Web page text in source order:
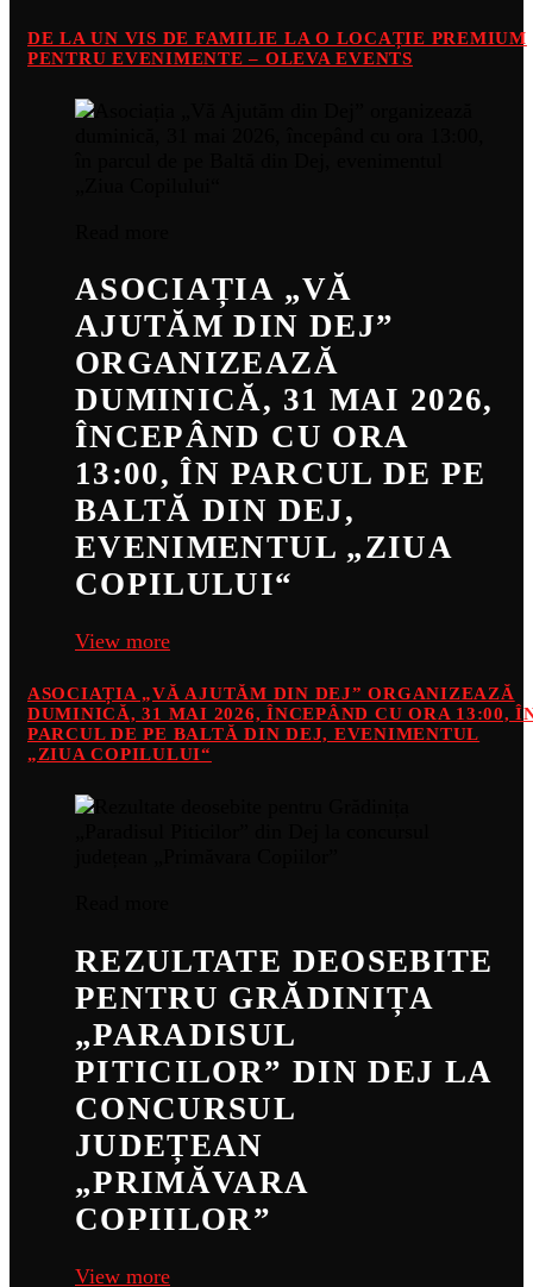
DE LA UN VIS DE FAMILIE LA O LOCAȚIE PREMIUM
PENTRU EVENIMENTE – OLEVA EVENTS
ASOCIAȚIA „VĂ
AJUTĂM DIN DEJ”
ORGANIZEAZĂ
DUMINICĂ, 31 MAI 2026,
ÎNCEPÂND CU ORA
13:00, ÎN PARCUL DE PE
BALTĂ DIN DEJ,
EVENIMENTUL „ZIUA
COPILULUI“
View more
ASOCIAȚIA „VĂ AJUTĂM DIN DEJ” ORGANIZEAZĂ
DUMINICĂ, 31 MAI 2026, ÎNCEPÂND CU ORA 13:00,
PARCUL DE PE BALTĂ DIN DEJ, EVENIMENTUL
„ZIUA COPILULUI“
REZULTATE DEOSEBITE
PENTRU GRĂDINIȚA
„PARADISUL
PITICILOR” DIN DEJ LA
CONCURSUL
JUDEȚEAN
„PRIMĂVARA
COPIILOR”
View more